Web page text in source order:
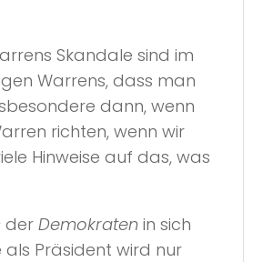
Skandale sind im
Warrens, dass man
dann, wenn
richten, wenn wir
Hinweise auf das, was
der Demokraten in sich
Präsident wird nur